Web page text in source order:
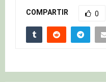
COMPARTIR 0